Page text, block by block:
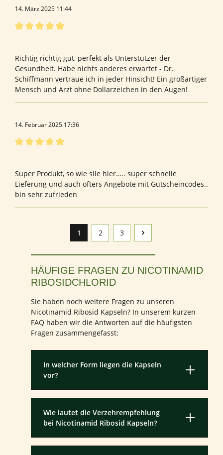
14. März 2025 11:44
Richtig richtig gut, perfekt als Unterstützer der
Gesundheit. Habe nichts anderes erwartet - Dr.
Schiffmann vertraue ich in jeder Hinsicht! Ein großartiger
Mensch und Arzt ohne Dollarzeichen in den Augen!
14. Februar 2025 17:36
Super Produkt, so wie slle hier….. super schnelle
Lieferung und auch öfters Angebote mit Gutscheincodes..
bin sehr zufrieden
Seite
1 Seite
2 Seite
3
HÄUFIGE FRAGEN ZU NICOTINAMID
RIBOSIDCHLORID
Sie haben noch weitere Fragen zu unseren
Nicotinamid Ribosid Kapseln? In unserem kurzen
FAQ haben wir die Antworten auf die häufigsten
Fragen zusammengefasst:
In welcher Form liegen die Kapseln
vor?
Wie lautet die Verzehrempfehlung
bei Nicotinamid Ribosid Kapseln?